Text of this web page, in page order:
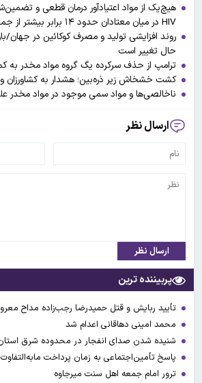
هیچ‌یک از مواد اعتیادآور درمان قطعی و
HIV در میان معتادان حدود ۱۴ برابر بیشتر از جمعیت عادی است
روند افزایشی تولید و مصرف کوکائین در جهان/
حال تغییر است
ترامپ از حذف سرکرده یگ گروه مواد مخدر به
کشت خشخاش زیر ذره‌بین؛ هشدار به کشاورزان
ناخالصی‌ها و مواد سمی موجود در مواد مخدر
ارسال نظر
ارسال نظر
پربیننده ترین
تأیید ربایش و قتل حمیدرضا رجب‌زاده مداح
محمد امینی دهاقانی اعدام شد
شنیده شدن صدای انفجار در محدوده شرق
پاسخ تأمین‌اجتماعی به زمان پرداخت
ترور امام جمعه اهل سنت میرجاوه